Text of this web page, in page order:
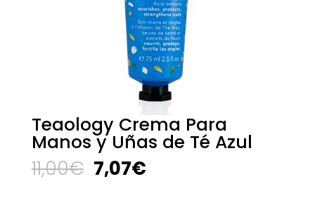
Teaology Crema Para
Manos y Uñas de Té Azul
11,00€ El
precio
7,07€El